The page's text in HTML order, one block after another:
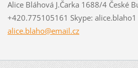
Alice Bláhová J.Čarka 1688/4 České
+420.775105161 Skype: alice.blaho1
alice.blaho@email.cz